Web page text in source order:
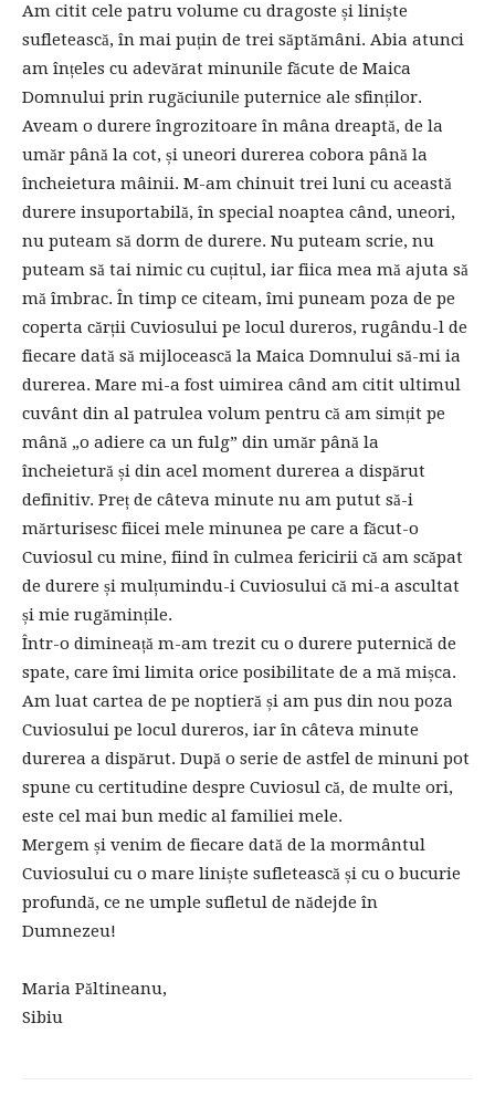
Am citit cele patru volume cu dragoste și liniște
sufletească, în mai puțin de trei săptămâni. Abia atunci
am înțeles cu adevărat minunile făcute de Maica
Domnului prin rugăciunile puternice ale sfinților.
Aveam o durere îngrozitoare în mâna dreaptă, de la
umăr până la cot, și uneori durerea cobora până la
încheietura mâinii. M-am chinuit trei luni cu această
durere insuportabilă, în special noaptea când, uneori,
nu puteam să dorm de durere. Nu puteam scrie, nu
puteam să tai nimic cu cuțitul, iar fiica mea mă ajuta să
mă îmbrac. În timp ce citeam, îmi puneam poza de pe
coperta cărții Cuviosului pe locul dureros, rugându-l de
fiecare dată să mijlocească la Maica Domnului să-mi ia
durerea. Mare mi-a fost uimirea când am citit ultimul
cuvânt din al patrulea volum pentru că am simțit pe
mână „o adiere ca un fulg” din umăr până la
încheietură și din acel moment durerea a dispărut
definitiv. Preț de câteva minute nu am putut să-i
mărturisesc fiicei mele minunea pe care a făcut-o
Cuviosul cu mine, fiind în culmea fericirii că am scăpat
de durere și mulțumindu-i Cuviosului că mi-a ascultat
și mie rugămințile.
Într-o dimineață m-am trezit cu o durere puternică de
spate, care îmi limita orice posibilitate de a mă mișca.
Am luat cartea de pe noptieră și am pus din nou poza
Cuviosului pe locul dureros, iar în câteva minute
durerea a dispărut. După o serie de astfel de minuni pot
spune cu certitudine despre Cuviosul că, de multe ori,
este cel mai bun medic al familiei mele.
Mergem și venim de fiecare dată de la mormântul
Cuviosului cu o mare liniște sufletească și cu o bucurie
profundă, ce ne umple sufletul de nădejde în
Dumnezeu!
Maria Păltineanu,
Sibiu